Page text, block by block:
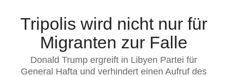
Tripolis wird nicht nur für
Migranten zur Falle
Donald Trump ergreift in Libyen Partei für
General Hafta und verhindert einen Aufruf des